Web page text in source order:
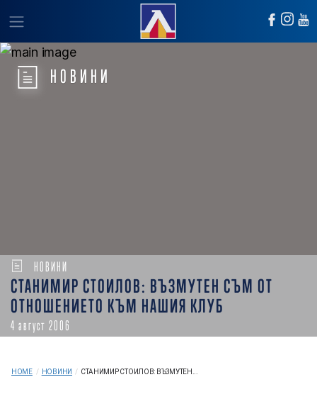
НОВИНИ
НОВИНИ
СТАНИМИР СТОИЛОВ: ВЪЗМУТЕН СЪМ ОТ
ОТНОШЕНИЕТО КЪМ НАШИЯ КЛУБ
4 август 2006
HOME / НОВИНИ / СТАНИМИР СТОИЛОВ: ВЪЗМУТЕН...